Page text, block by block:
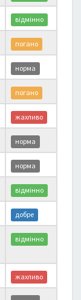
відмінно
погано
норма
погано
жахливо
норма
норма
відмінно
добре
відмінно
жахливо